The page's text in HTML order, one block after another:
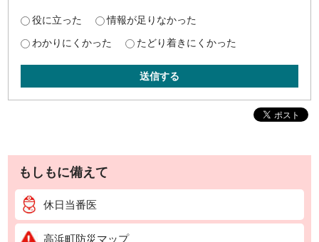
役に立った
情報が足りなかった
わかりにくかった
たどり着きにくかった
送信する
もしもに備えて
休日当番医
高浜町防災マップ